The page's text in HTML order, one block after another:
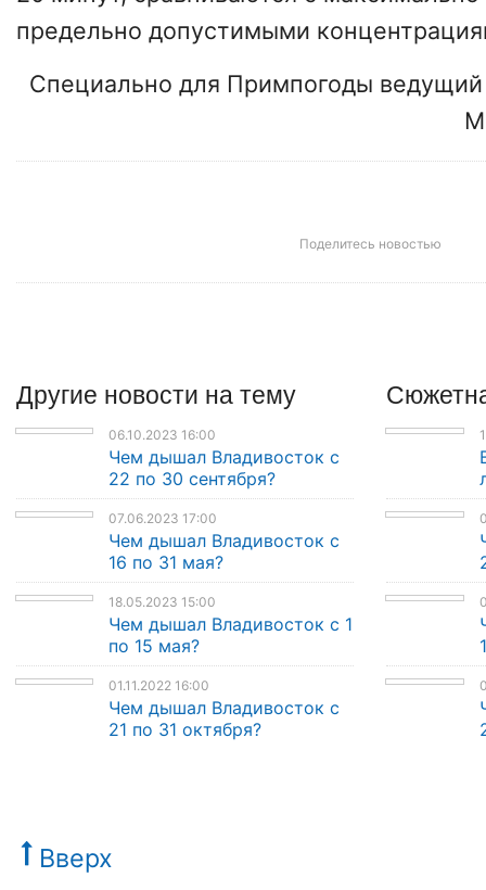
предельно допустимыми
Специально для Примпогоды ведущий
Поделитесь новостью
Другие новости на тему
06.10.2023 16:00
Чем дышал Владивосток с
22 по 30 сентября?
07.06.2023 17:00
Чем дышал Владивосток с
16 по 31 мая?
18.05.2023 15:00
Чем дышал Владивосток с 1
по 15 мая?
01.11.2022 16:00
Чем дышал Владивосток с
21 по 31 октября?
Вверх